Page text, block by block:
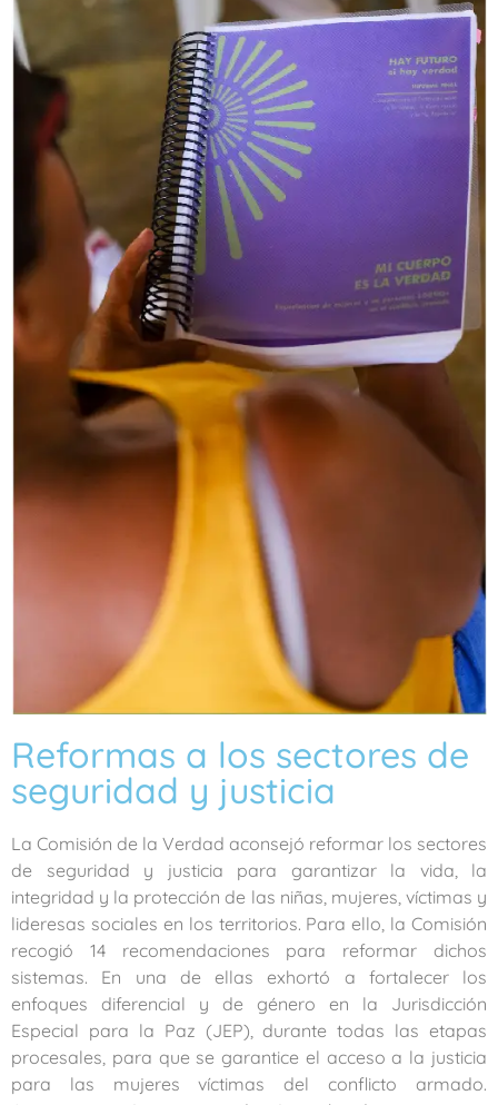
Reformas a los sectores de
seguridad y justicia
La Comisión de la Verdad aconsejó reformar los sectores
de seguridad y justicia para garantizar la vida, la
integridad y la protección de las niñas, mujeres, víctimas y
lideresas sociales en los territorios. Para ello, la Comisión
recogió 14 recomendaciones para reformar dichos
sistemas. En una de ellas exhortó a fortalecer los
enfoques diferencial y de género en la Jurisdicción
Especial para la Paz (JEP), durante todas las etapas
procesales, para que se garantice el acceso a la justicia
para las mujeres víctimas del conflicto armado.